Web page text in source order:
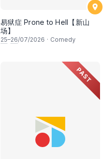
易狱症 Prone to Hell【新山
场】
25–26/07/2026 · Comedy
PAST